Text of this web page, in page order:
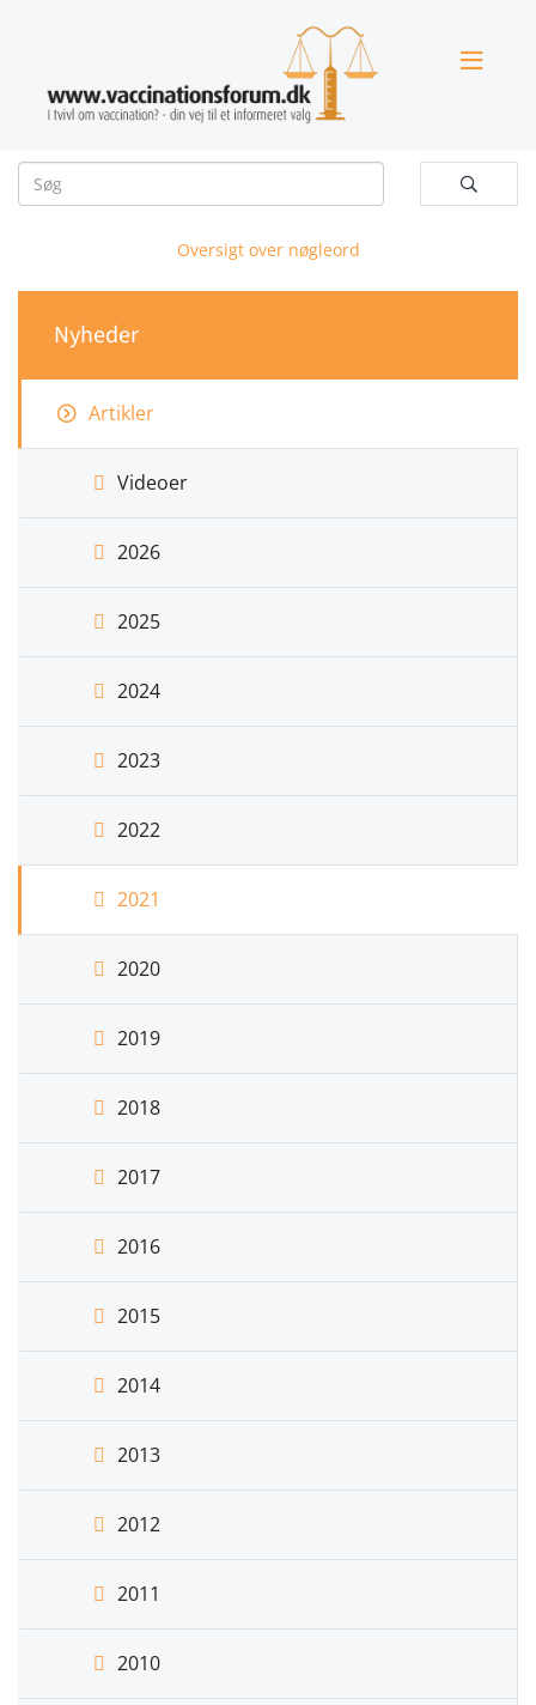


Oversigt over nøgleord
Nyheder
Artikler
Videoer
2026
2025
2024
2023
2022
2021
2020
2019
2018
2017
2016
2015
2014
2013
2012
2011
2010